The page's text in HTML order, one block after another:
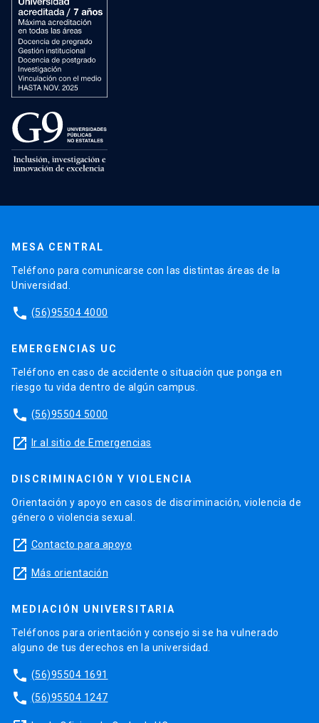
MESA CENTRAL
Teléfono para comunicarse con las distintas áreas de la
Universidad.
phone (56)95504 4000
EMERGENCIAS UC
Teléfono en caso de accidente o situación que ponga en
riesgo tu vida dentro de algún campus.
phone (56)95504 5000
launch Ir al sitio de Emergencias
DISCRIMINACIÓN Y VIOLENCIA
Orientación y apoyo en casos de discriminación, violencia de
género o violencia sexual.
launch Contacto para apoyo
launch Más orientación
MEDIACIÓN UNIVERSITARIA
Teléfonos para orientación y consejo si se ha vulnerado
alguno de tus derechos en la universidad.
phone (56)95504 1691
phone (56)95504 1247